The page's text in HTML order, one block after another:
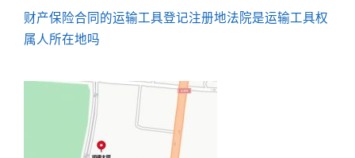
财产保险合同的运输工具登记注册地法院是运输工具权
属人所在地吗